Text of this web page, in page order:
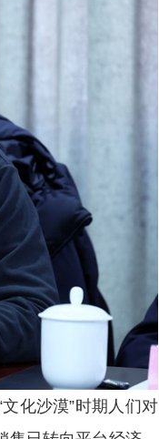
化沙漠”时期人们对